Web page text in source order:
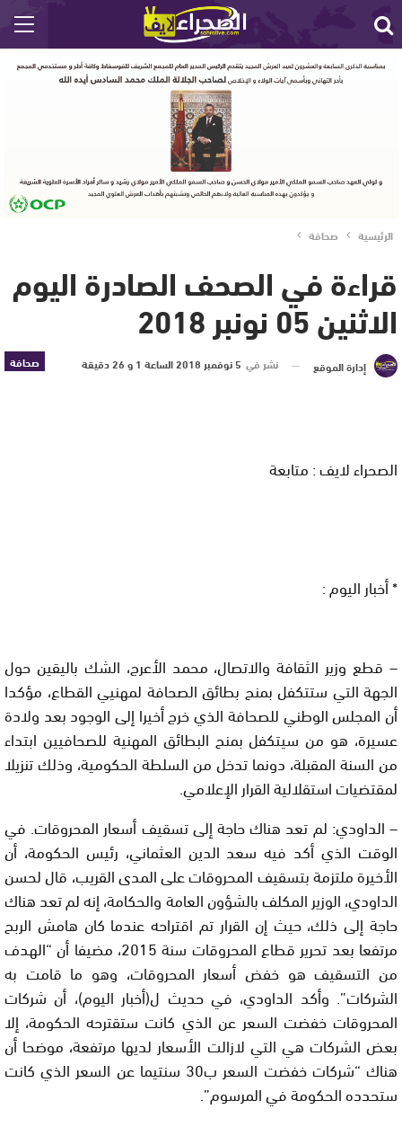
الرئيسية صحافة
قراءة في الصحف الصادرة اليوم
الاثنين 05 نونبر 2018
صحافة إدارة الموقع نشر في 5 نوفمبر 2018 الساعة 1 و 26 دقيقة
الصحراء لايف : متابعة
* أخبار اليوم :
– قطع وزير الثقافة والاتصال، محمد الأعرج، الشك باليقين حول
الجهة التي ستتكفل بمنح بطائق الصحافة لمهنيي القطاع، مؤكدا
أن المجلس الوطني للصحافة الذي خرج أخيرا إلى الوجود بعد ولادة
عسيرة، هو من سيتكفل بمنح البطائق المهنية للصحافيين ابتداء
من السنة المقبلة، دونما تدخل من السلطة الحكومية، وذلك تنزيلا
لمقتضيات استقلالية القرار الإعلامي.
– الداودي: لم تعد هناك حاجة إلى تسقيف أسعار المحروقات. في
الوقت الذي أكد فيه سعد الدين العثماني، رئيس الحكومة، أن
الأخيرة ملتزمة بتسقيف المحروقات على المدى القريب، قال لحسن
الداودي، الوزير المكلف بالشؤون العامة والحكامة، إنه لم تعد هناك
حاجة إلى ذلك، حيث إن القرار تم اقتراحه عندما كان هامش الربح
مرتفعا بعد تحرير قطاع المحروقات سنة 2015، مضيفا أن “الهدف
من التسقيف هو خفض أسعار المحروقات، وهو ما قامت به
الشركات”. وأكد الداودي، في حديث ل(أخبار اليوم)، أن شركات
المحروقات خفضت السعر عن الذي كانت ستقترحه الحكومة، إلا
بعض الشركات هي التي لازالت الأسعار لديها مرتفعة، موضحا أن
هناك “شركات خفضت السعر ب30 سنتيما عن السعر الذي كانت
ستحدده الحكومة في المرسوم”.